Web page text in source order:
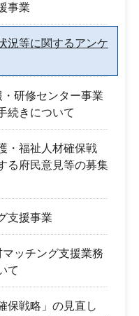
事業
況等に関するアンケ
研修センター事業
続きについて
・福祉人材確保戦
る府民意見等の募集
支援事業
ッチング支援業務
て
保戦略」の見直し